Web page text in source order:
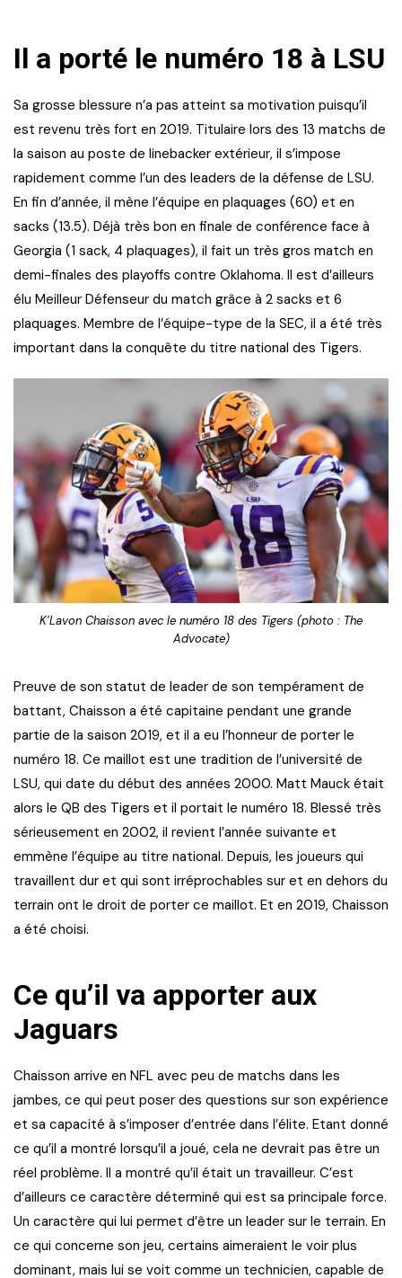
Il a porté le numéro 18 à LSU
Sa grosse blessure n’a pas atteint sa motivation puisqu’il
est revenu très fort en 2019. Titulaire lors des 13 matchs de
la saison au poste de linebacker extérieur, il s’impose
rapidement comme l’un des leaders de la défense de LSU.
En fin d’année, il mène l’équipe en plaquages (60) et en
sacks (13.5). Déjà très bon en finale de conférence face à
Georgia (1 sack, 4 plaquages), il fait un très gros match en
demi-finales des playoffs contre Oklahoma. Il est d’ailleurs
élu Meilleur Défenseur du match grâce à 2 sacks et 6
plaquages. Membre de l’équipe-type de la SEC, il a été très
important dans la conquête du titre national des Tigers.
K’Lavon Chaisson avec le numéro 18 des Tigers (photo : The
Advocate)
Preuve de son statut de leader de son tempérament de
battant, Chaisson a été capitaine pendant une grande
partie de la saison 2019, et il a eu l’honneur de porter le
numéro 18. Ce maillot est une tradition de l’université de
LSU, qui date du début des années 2000. Matt Mauck était
alors le QB des Tigers et il portait le numéro 18. Blessé très
sérieusement en 2002, il revient l’année suivante et
emmène l’équipe au titre national. Depuis, les joueurs qui
travaillent dur et qui sont irréprochables sur et en dehors du
terrain ont le droit de porter ce maillot. Et en 2019, Chaisson
a été choisi.
Ce qu’il va apporter aux
Jaguars
Chaisson arrive en NFL avec peu de matchs dans les
jambes, ce qui peut poser des questions sur son expérience
et sa capacité à s’imposer d’entrée dans l’élite. Etant donné
ce qu’il a montré lorsqu’il a joué, cela ne devrait pas être un
réel problème. Il a montré qu’il était un travailleur. C’est
d’ailleurs ce caractère déterminé qui est sa principale force.
Un caractère qui lui permet d’être un leader sur le terrain. En
ce qui concerne son jeu, certains aimeraient le voir plus
dominant, mais lui se voit comme un technicien, capable de